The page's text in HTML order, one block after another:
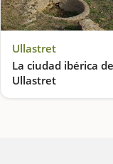
Ullastret
La ciudad ibérica de
Ullastret
Una metrópoli